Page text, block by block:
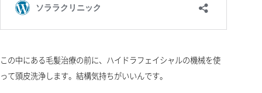
この中にある毛髪治療の前に、ハイドラフェイシャルの機械を使
って頭皮洗浄します。結構気持ちがいいんです。